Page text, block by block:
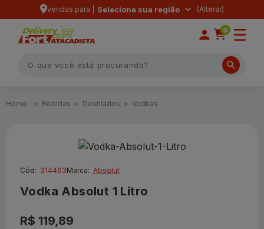
vendas para | Selecione sua região
0
Bebidas Destilados Vodkas
Cód: 314463Marca: Absolut
Vodka Absolut 1 Litro
R$ 119,89